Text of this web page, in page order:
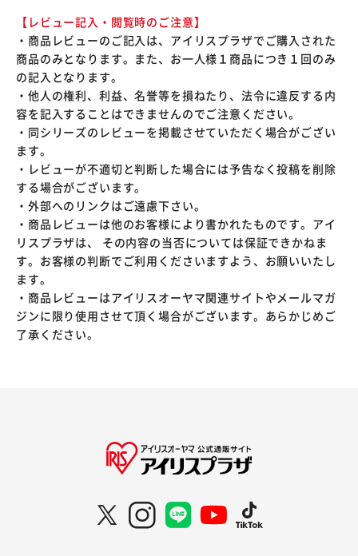
【レビュー記入・閲覧時のご注意】
・商品レビューのご記入は、アイリスプラザでご購入された
商品のみとなります。また、お一人様１商品につき１回のみ
の記入となります。
・他人の権利、利益、名誉等を損ねたり、法令に違反する内
容を記入することはできませんのでご注意ください。
・同シリーズのレビューを掲載させていただく場合がござい
ます。
・レビューが不適切と判断した場合には予告なく投稿を削除
する場合がございます。
・外部へのリンクはご遠慮下さい。
・商品レビューは他のお客様により書かれたものです。アイ
リスプラザは、 その内容の当否については保証できかねま
す。お客様の判断でご利用くださいますよう、お願いいたし
ます。
・商品レビューはアイリスオーヤマ関連サイトやメールマガ
ジンに限り使用させて頂く場合がございます。あらかじめご
了承ください。